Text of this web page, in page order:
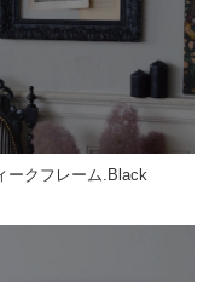
ークフレーム.Black